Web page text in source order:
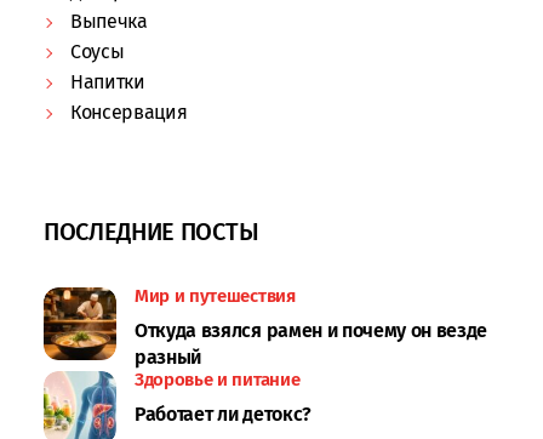
Выпечка
Соусы
Напитки
Консервация
ПОСЛЕДНИЕ ПОСТЫ
Мир и путешествия
Откуда взялся рамен и почему он везде
разный
Здоровье и питание
Работает ли детокс?